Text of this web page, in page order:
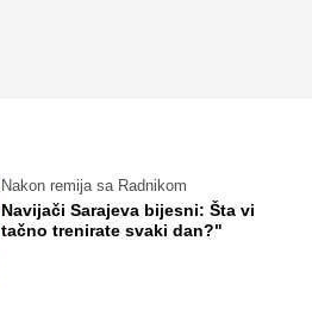
Nakon remija sa Radnikom
Navijači Sarajeva bijesni: Šta vi
tačno trenirate svaki dan?"